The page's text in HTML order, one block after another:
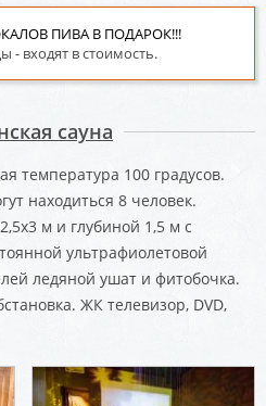
ПИВА В ПОДАРОК!!!
- входят в стоимость.
сауна
температура 100 градусов.
находиться 8 человек.
м и глубиной 1,5 м с
ультрафиолетовой
ледяной ушат и фитобочка.
ЖК телевизор, DVD,